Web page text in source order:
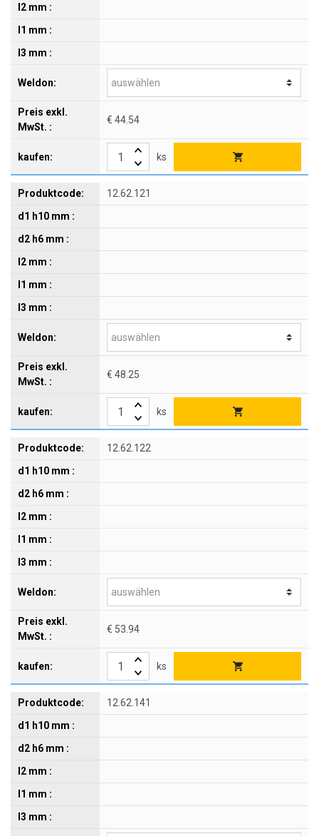
€ 44.54
ks
12.62.121
€ 48.25
ks
12.62.122
€ 53.94
ks
12.62.141